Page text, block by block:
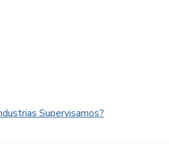
Supervisamos?